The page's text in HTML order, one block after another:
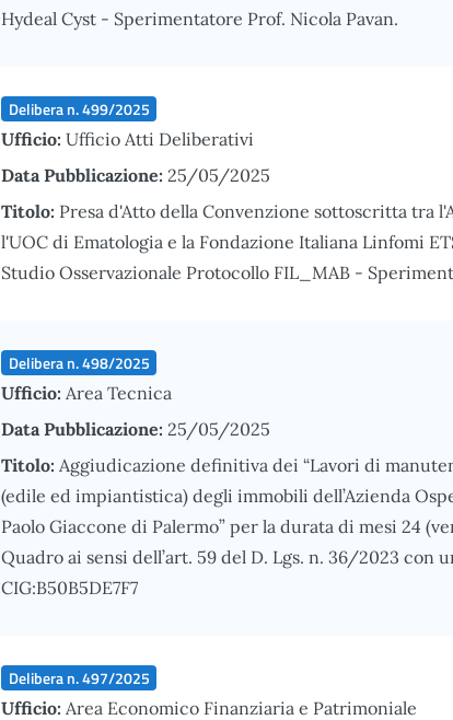
Hydeal Cyst - Sperimentatore Prof. Nicola Pavan.
Delibera n. 499/2025
Ufficio: Ufficio Atti Deliberativi
Data Pubblicazione: 25/05/2025
Titolo: Presa d'Atto della Convenzione sottoscritta tra
l'UOC di Ematologia e la Fondazione Italiana Linfomi
Studio Osservazionale Protocollo FIL_MAB -
Delibera n. 498/2025
Ufficio: Area Tecnica
Data Pubblicazione: 25/05/2025
Titolo: Aggiudicazione definitiva dei “Lavori di
(edile ed impiantistica) degli immobili dell’Azienda
Paolo Giaccone di Palermo” per la durata di mesi 24
Quadro ai sensi dell’art. 59 del D. Lgs. n. 36/2023 con
CIG:B50B5DE7F7
Delibera n. 497/2025
Ufficio: Area Economico Finanziaria e Patrimoniale